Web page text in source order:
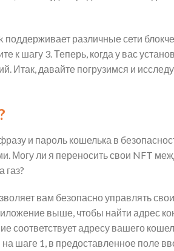
различные сети
к шагу 3. Теперь, когда у вас
Итак, давайте погрузимся и
и пароль кошелька в
Могу ли я переносить свои NFT
газ?
вам безопасно управлять
выше, чтобы найти адрес
соответствует адресу вашего
шаге 1, в предоставленное поле